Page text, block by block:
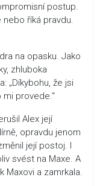
postup.
říká pravdu.
na opasku. Jako
zhluboka
„Díkybohu, že jsi
mi provede.“
Alex její
opravdu jenom
její postoj. I
svést na Maxe. A
Maxovi a zamrkala.